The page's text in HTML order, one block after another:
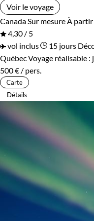
Voir le voyage
Canada Sur mesure À partir
4,30 / 5
vol inclus
15 jours
QuébecVoyage réalisable :
500 € / pers.
Carte
Détails